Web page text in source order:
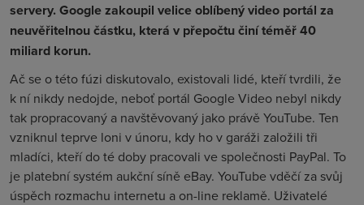
servery. Google zakoupil velice oblíbený video portál za
neuvěřitelnou částku, která v přepočtu činí téměř 40
miliard korun.
Ač se o této fúzi diskutovalo, existovali lidé, kteří tvrdili, že
k ní nikdy nedojde, neboť portál Google Video nebyl nikdy
tak propracovaný a navštěvovaný jako právě YouTube. Ten
vzniknul teprve loni v únoru, kdy ho v garáži založili tři
mladíci, kteří do té doby pracovali ve společnosti PayPal. To
je platební systém aukční síně eBay. YouTube vděčí za svůj
úspěch rozmachu internetu a on-line reklamě. Uživatelé